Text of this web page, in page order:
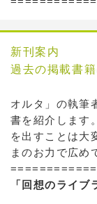
新刊案内
過去の掲載書
オルタ」の執筆
書を紹介します
を出すことは大
まのお力で広め
「回想のライ